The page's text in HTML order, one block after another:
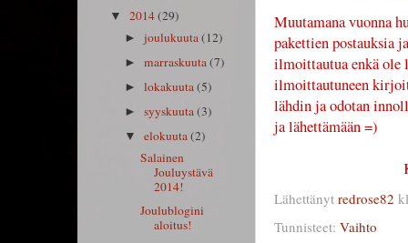
Muutamana vuonna
pakettien postauksia
ilmoittautua enkä ole
ilmoittautuneen
lähdin ja odotan
ja lähettämään =)
Lähettänyt redrose82
Tunnisteet: Vaihto
▼ 2014(29)
►joulukuuta(12)
►marraskuuta(7)
►lokakuuta(5)
►syyskuuta(3)
▼elokuuta(2)
Salainen
Jouluystävä
2014!
Joulublogini
aloitus!